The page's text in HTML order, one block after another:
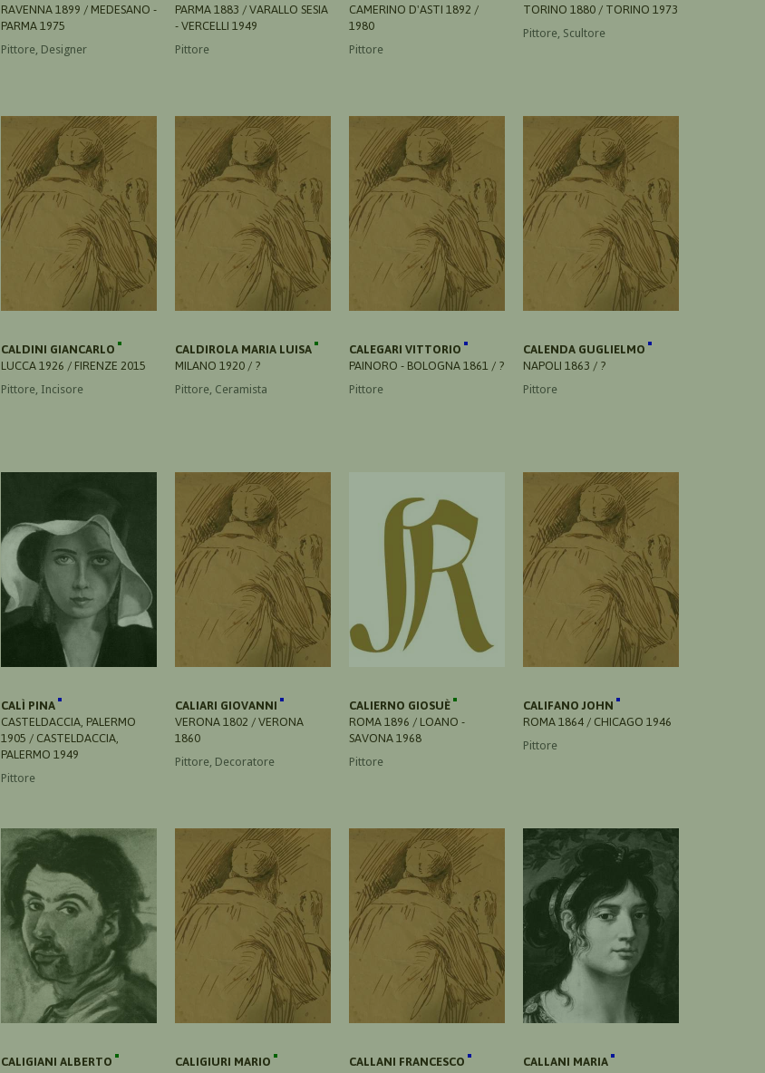
RAVENNA 1899 / MEDESANO -
PARMA 1975
Pittore, Designer
PARMA 1883 / VARALLO SESIA
- VERCELLI 1949
Pittore
CAMERINO D'ASTI 1892 /
1980
Pittore
TORINO 1880 / TORINO 1973
Pittore, Scultore
CALDINI GIANCARLO
LUCCA 1926 / FIRENZE 2015
Pittore, Incisore
CALDIROLA MARIA LUISA
MILANO 1920 / ?
Pittore, Ceramista
CALEGARI VITTORIO
PAINORO - BOLOGNA 1861 / ?
Pittore
CALENDA GUGLIELMO
NAPOLI 1863 / ?
Pittore
CALÌ PINA
CASTELDACCIA, PALERMO
1905 / CASTELDACCIA,
PALERMO 1949
Pittore
CALIARI GIOVANNI
VERONA 1802 / VERONA
1860
Pittore, Decoratore
CALIERNO GIOSUÈ
ROMA 1896 / LOANO -
SAVONA 1968
Pittore
CALIFANO JOHN
ROMA 1864 / CHICAGO 1946
Pittore
CALIGIANI ALBERTO
CALIGIURI MARIO
CALLANI FRANCESCO
CALLANI MARIA